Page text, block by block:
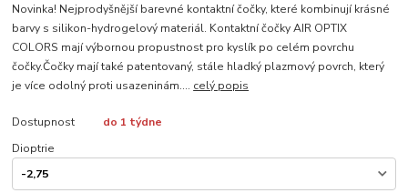
Novinka! Nejprodyšnější barevné kontaktní čočky, které kombinují krásné
barvy s silikon-hydrogelový materiál. Kontaktní čočky AIR OPTIX
COLORS mají výbornou propustnost pro kyslík po celém povrchu
čočky.Čočky mají také patentovaný, stále hladký plazmový povrch, který
je více odolný proti usazeninám.... celý popis
Dostupnost
do 1 týdne
Dioptrie